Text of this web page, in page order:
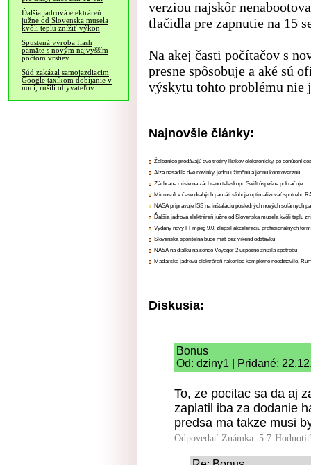
Ďalšia jadrová elektráreň
južne od Slovenska musela
kvôli teplu znížiť výkon
Spustená výroba flash
pamäte s novým najvyšším
počtom vrstiev
Súd zakázal samojazdiacim
Google taxíkom dobíjanie v
noci, rušili obyvateľov
verziou najskôr
tlačidla pre zapnutie na 15
Na akej časti počítačov s
presne spôsobuje a aké sú
výskytu tohto problému nie
Najnovšie články:
Železnice predávajú dve tretiny lístkov elektronicky, po donútení
Alza nasadila dve novinky, jednu užitočnú a jednu kontroverznú
Záchrana misie na záchranu teleskopu Swift úspešne pokračuje
Microsoft v čase drahých pamätí sľubuje optimalizovať spotrebu
NASA pripravuje ISS na inštaláciu posledných nových solárnych
Ďalšia jadrová elektráreň južne od Slovenska musela kvôli teplu
Vydaný nový FFmpeg 9.0, zlepšil akceleráciu profesionálnych
Slovenská sporiteľňa bude mať cez víkend odstávku
NASA na diaľku na sonde Voyager 2 úspešne znížila spotrebu
Maďarsko jadrovú elektráreň nakoniec kompletne neodstavilo,
Diskusia:
Bonus
Od: dziny1 | Pridané:
To, ze pocitac sa da aj
zaplatil iba za dodanie
predsa ma takze musi
Odpovedať Známka: 5.7